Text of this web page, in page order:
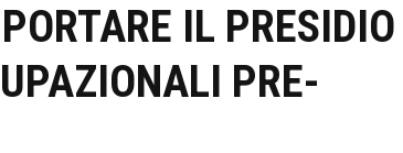
IL PRESIDIO
PRE-